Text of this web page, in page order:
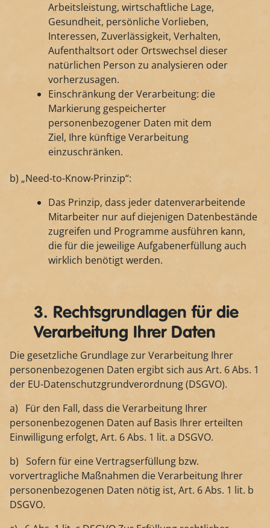
Arbeitsleistung, wirtschaftliche Lage,
Gesundheit, persönliche Vorlieben,
Interessen, Zuverlässigkeit, Verhalten,
Aufenthaltsort oder Ortswechsel dieser
natürlichen Person zu analysieren oder
vorherzusagen.
Einschränkung der Verarbeitung: die
Markierung gespeicherter
personenbezogener Daten mit dem
Ziel, Ihre künftige Verarbeitung
einzuschränken.
b) „Need-to-Know-Prinzip“:
Das Prinzip, dass jeder datenverarbeitende
Mitarbeiter nur auf diejenigen Datenbestände
zugreifen und Programme ausführen kann,
die für die jeweilige Aufgabenerfüllung auch
wirklich benötigt werden.
3. Rechtsgrundlagen für die
Verarbeitung Ihrer Daten
Die gesetzliche Grundlage zur Verarbeitung Ihrer
personenbezogenen Daten ergibt sich aus Art. 6 Abs. 1
der EU-Datenschutzgrundverordnung (DSGVO).
a) Für den Fall, dass die Verarbeitung Ihrer
personenbezogenen Daten auf Basis Ihrer erteilten
Einwilligung erfolgt, Art. 6 Abs. 1 lit. a DSGVO.
b) Sofern für eine Vertragserfüllung bzw.
vorvertragliche Maßnahmen die Verarbeitung Ihrer
personenbezogenen Daten nötig ist, Art. 6 Abs. 1 lit. b
DSGVO.